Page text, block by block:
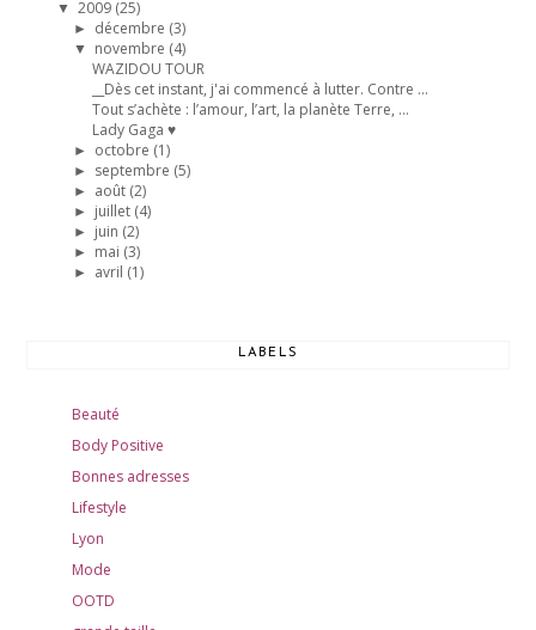
▼ 2009 (25)
► décembre (3)
▼ novembre (4)
WAZIDOU TOUR
__Dès cet instant, j'ai commencé à lutter. Contre ...
Tout s’achète : l’amour, l’art, la planète Terre, ...
Lady Gaga ♥
► octobre (1)
► septembre (5)
► août (2)
► juillet (4)
► juin (2)
► mai (3)
► avril (1)
LABELS
Beauté
Body Positive
Bonnes adresses
Lifestyle
Lyon
Mode
OOTD